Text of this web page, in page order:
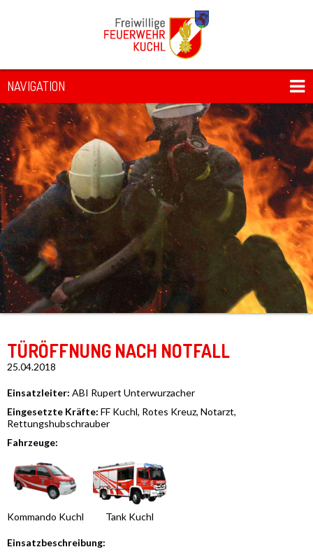
NAVIGATION
TÜRÖFFNUNG NACH NOTFALL
25.04.2018
Einsatzleiter: ABI Rupert Unterwurzacher
Eingesetzte Kräfte: FF Kuchl, Rotes Kreuz, Notarzt,
Rettungshubschrauber
Fahrzeuge:
Kommando Kuchl Tank Kuchl
Einsatzbeschreibung: